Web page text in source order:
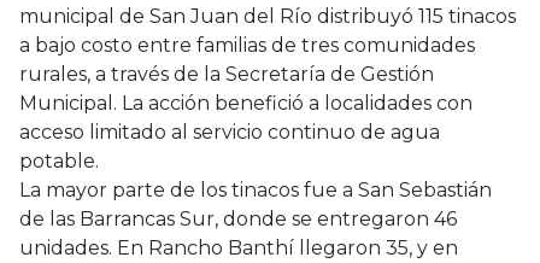
municipal de San Juan del Río distribuyó 115 tinacos
a bajo costo entre familias de tres comunidades
rurales, a través de la Secretaría de Gestión
Municipal. La acción benefició a localidades con
acceso limitado al servicio continuo de agua
potable.
La mayor parte de los tinacos fue a San Sebastián
de las Barrancas Sur, donde se entregaron 46
unidades. En Rancho Banthí llegaron 35, y en